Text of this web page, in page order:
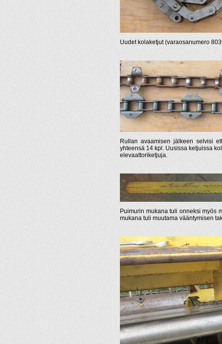
Uudet kolaketjut (varaosanumero
Rullan avaamisen jälkeen selvisi
yhteensä 14 kpl. Uusissa ketjuissa
elevaattoriketjuja.
Puimurin mukana tuli onneksi myös
mukana tuli muutama vääntymisen